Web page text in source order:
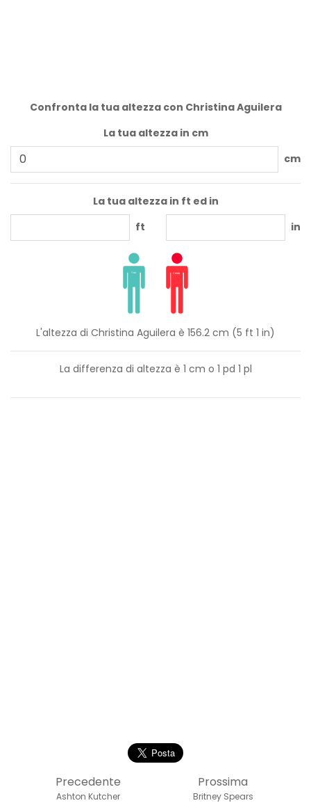
Confronta la tua altezza con Christina Aguilera
La tua altezza in cm
cm
La tua altezza in ft ed in
ft
in
L'altezza di Christina Aguilera è 156.2 cm (5 ft 1 in)
La differenza di altezza è 1 cm o 1 pd 1 pl
Prossima
Britney Spears
Precedente
Ashton Kutcher